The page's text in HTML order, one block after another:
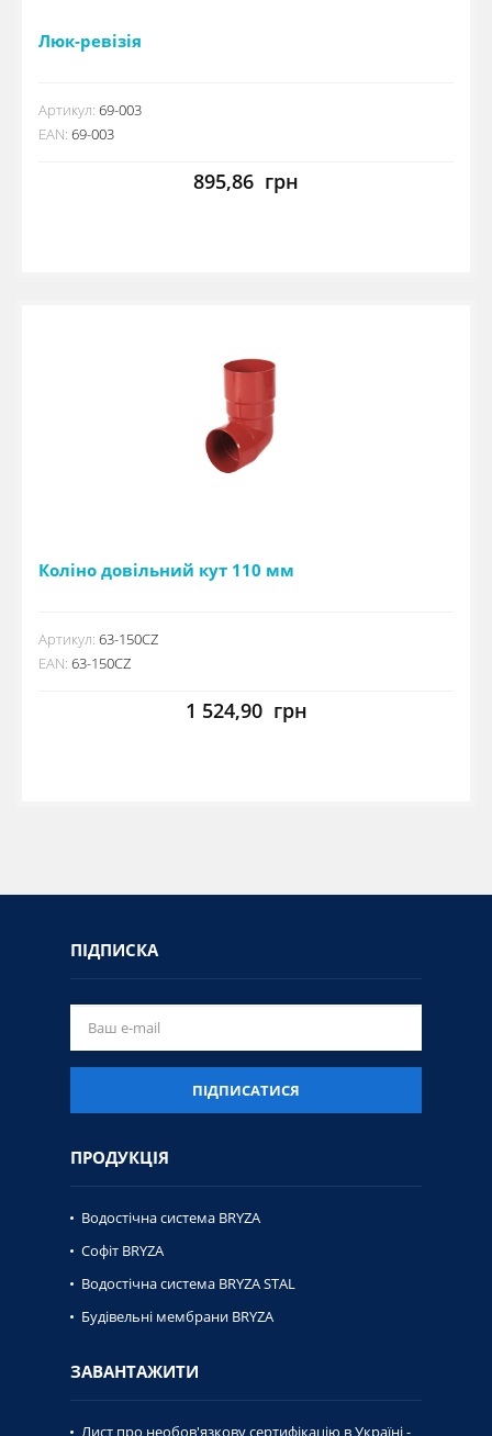
Люк-ревізія
Артикул: 69-003
EAN: 69-003
895,86 грн
Коліно довільний кут 110 мм
Артикул: 63-150CZ
EAN: 63-150CZ
1 524,90грн
ПІДПИСКА
ПІДПИСАТИСЯ
ПРОДУКЦІЯ
Водостічна система BRYZA
Софіт BRYZA
Водостічна система BRYZA STAL
Будівельні мембрани BRYZA
ЗАВАНТАЖИТИ
Лист про необов'язкову сертифікацію в Україні -